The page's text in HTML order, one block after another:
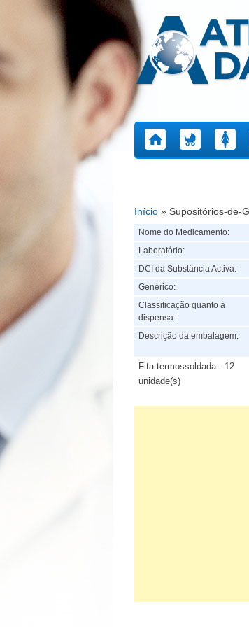
Atlas da Saúde
Está aqui
Início » Supositórios-de-
Nome do Medicamento:
Laboratório:
DCI da Substância Activa:
Genérico:
Classificação quanto à
dispensa:
Descrição da embalagem:
Fita termossoldada - 12
unidade(s)